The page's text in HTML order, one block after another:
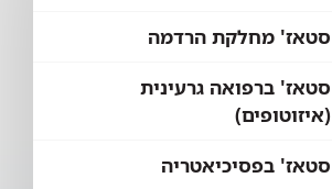
סטאז' מחלקת הרדמה
סטאז' ברפואה גרעינית
(איזוטופים)
סטאז' בפסיכיאטריה